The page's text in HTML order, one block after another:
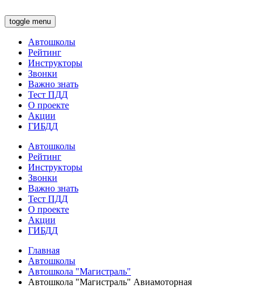
toggle menu
Автошколы
Рейтинг
Инструкторы
Звонки
Важно знать
Тест ПДД
О проекте
Акции
ГИБДД
Автошколы
Рейтинг
Инструкторы
Звонки
Важно знать
Тест ПДД
О проекте
Акции
ГИБДД
Главная
Автошколы
Автошкола "Магистраль"
Автошкола "Магистраль" Авиамоторная